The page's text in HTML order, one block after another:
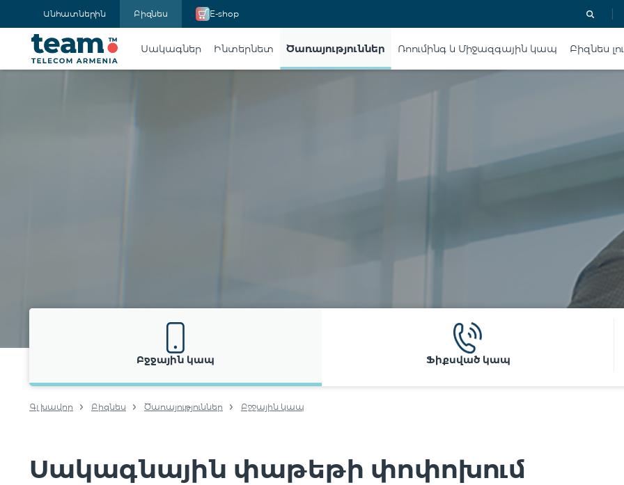
Անհատներին Բիզնես E-shop
Սակագներ Ինտերնետ Ծառայություններ Ռոումինգ և Միջազգային կապ Բիզնես
Բջջային կապ Ֆիքսված կապ
Գլխավոր Բիզնես Ծառայություններ Բջջային կապ
Սակագնային փաթեթի փոփոխում